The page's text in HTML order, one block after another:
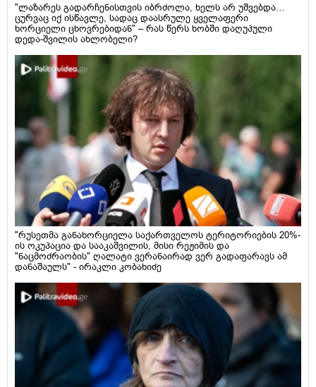
"ლაზარეს გადარჩენისთვის იბრძოლა, ხელს არ უშვებდა…
ცურვაც იქ ისწავლე, სადაც დაასრულე ყველაფერი
ხორციელი ცხოვრებიდან" – რას წერს ხობში დაღუპული
დედა-შვილის ახლობელი?
"რუსეთმა განახორციელა საქართველოს ტერიტორიების 20%-
ის ოკუპაცია და სააკაშვილის, მისი რეჟიმის და
"ნაცმოძრაობის" ღალატი ვერანაირად ვერ გადაფარავს ამ
დანაშაულს" - ირაკლი კობახიძე